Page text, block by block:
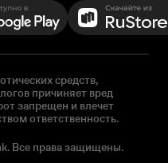
средств,
причиняет вред
запрещен и влечет
ответственность.
Все права защищены.